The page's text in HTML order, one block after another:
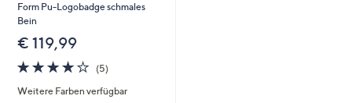
Form Pu-Logobadge schmales
Bein
€ 119,99
3.8
von
5
(5)5
Weitere Farben verfügbar